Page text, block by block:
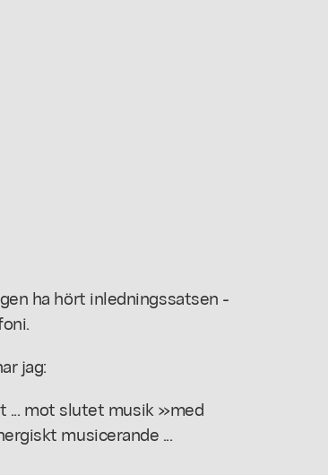
ha hört inledningssatsen -
jag:
... mot slutet musik »med
musicerande ...